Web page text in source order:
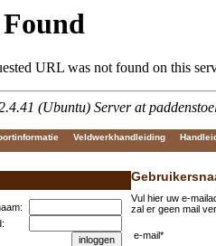
Veldwerkhandleiding
Vul hier uw e-
zal er geen mail
e-mail*